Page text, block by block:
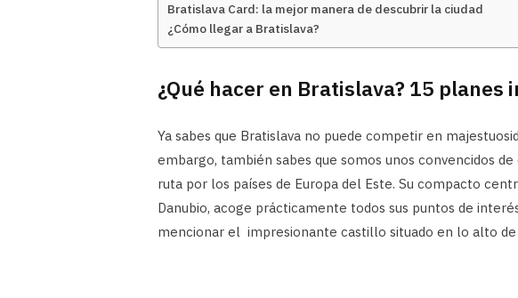
Bratislava Card: la mejor manera de descubrir la ciudad
¿Cómo llegar a Bratislava?
¿Qué hacer en Bratislava? 15 planes
Ya sabes que Bratislava no puede competir en
embargo, también sabes que somos unos convencidos
ruta por los países de Europa del Este. Su compacto
Danubio, acoge prácticamente todos sus puntos de
mencionar el impresionante castillo situado en lo alto de